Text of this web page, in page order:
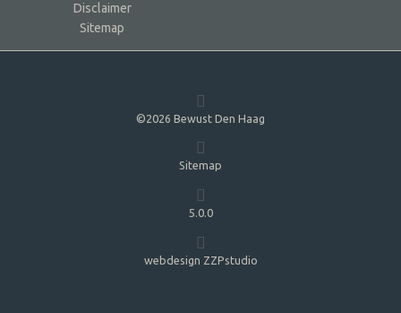
Disclaimer
Sitemap
©2026 Bewust Den Haag
Sitemap
5.0.0
webdesign ZZPstudio